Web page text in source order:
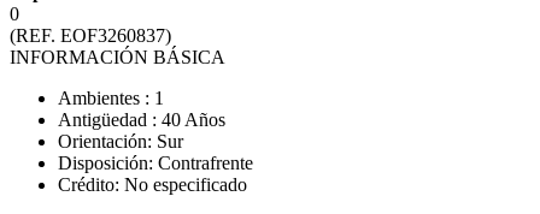
0
(REF. EOF3260837)
INFORMACIÓN BÁSICA
Ambientes : 1
Antigüedad : 40 Años
Orientación: Sur
Disposición: Contrafrente
Crédito: No especificado